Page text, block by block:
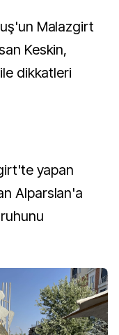
Keskin,
dikkatleri
yapan
Alparslan'a